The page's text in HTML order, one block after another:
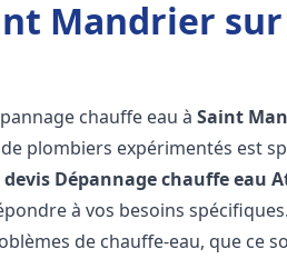
Mandrier
chauffe eau àSaint
plombiers expérimentés est
devis Dépannage chauffe eau
à vos besoins
de chauffe-eau, que ce